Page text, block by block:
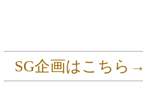
SG企画はこちら→